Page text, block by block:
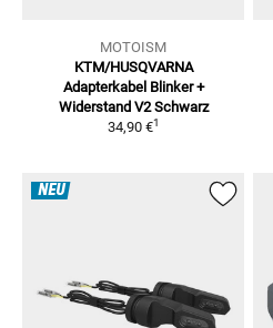
MOTOISM
KTM/HUSQVARNA
Adapterkabel Blinker +
Widerstand V2 Schwarz
34,90 €1
NEU